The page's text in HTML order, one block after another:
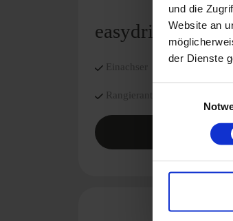
und die
Website an
der Dienste
easydriver
Einachser
Rangierantrieb
MEHR